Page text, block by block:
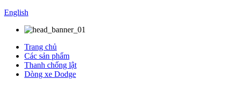
English
Trang chủ
Các sản phẩm
Thanh chống lật
Dòng xe Dodge